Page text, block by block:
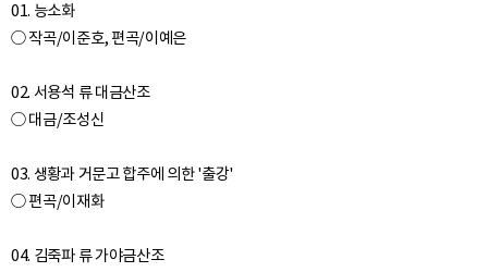
01. 능소화
○ 작곡/이준호, 편곡/이예은
02. 서용석 류 대금산조
○ 대금/조성신
03. 생황과 거문고 합주에 의한 '출강'
○ 편곡/이재화
04. 김죽파 류 가야금산조